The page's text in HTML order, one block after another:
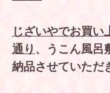
じざいやでお買い
通り 、うこん風呂
納品させていただ